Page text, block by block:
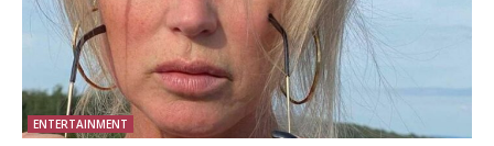
ENTERTAINMENT